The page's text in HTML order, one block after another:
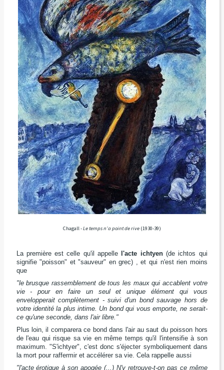
Chagall -Le temps n'a point de rive(1930-39)
La première est celle qu'il appelle l'acte ichtyen(de ichtos qui
signifie "poisson" et "sauveur" en grec) , et qui n'est rien moins
que
"le brusque rassemblement de tous les maux qui accablent votre
vie - pour en faire un seul et unique élément qui vous
envelopperait complètement - suivi d'un bond sauvage hors de
votre identité la plus intime. Un bond qui vous emporte, ne serait-
ce qu'une seconde, dans l'air libre."
Plus loin, il comparera ce bond dans l'air au saut du poisson hors
de l'eau qui risque sa vie en même temps qu'il l'intensifie à son
maximum. "S'ichtyer", c'est donc s'éjecter symboliquement dans
la mort pour raffermir et accélérer sa vie. Cela rappelle aussi
"l'acte érotique à son apogée (...) N'y retrouve-t-on pas ce même